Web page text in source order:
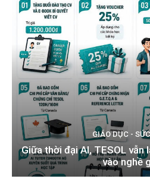
GIÁO DỤC -
Giữa thời đại AI, TESOL vẫn
vào nghề